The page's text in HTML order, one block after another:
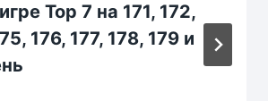
Top 7 на 171, 172,
176, 177, 178, 179 и